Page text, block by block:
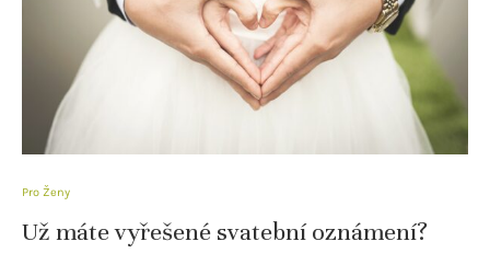
Pro Ženy
Už máte vyřešené svatební oznámení?